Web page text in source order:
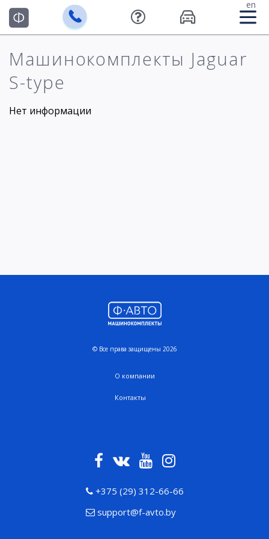
en
Машинокомплекты Jaguar
S-type
Нет информации
© Все права защищены 2026
О компании
Контакты
+375 (29) 312-66-66
support@f-avto.by